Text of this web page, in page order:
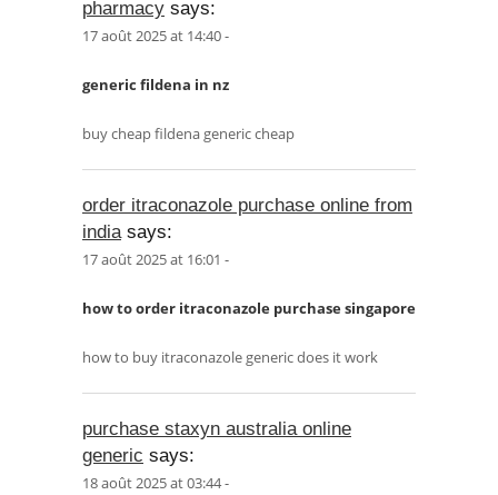
pharmacy says:
17 août 2025 at 14:40 -
generic fildena in nz
buy cheap fildena generic cheap
order itraconazole purchase online from
indiasays:
17 août 2025 at 16:01 -
how to order itraconazole purchase singapore
how to buy itraconazole generic does it work
purchase staxyn australia online
generic says:
18 août 2025 at 03:44 -